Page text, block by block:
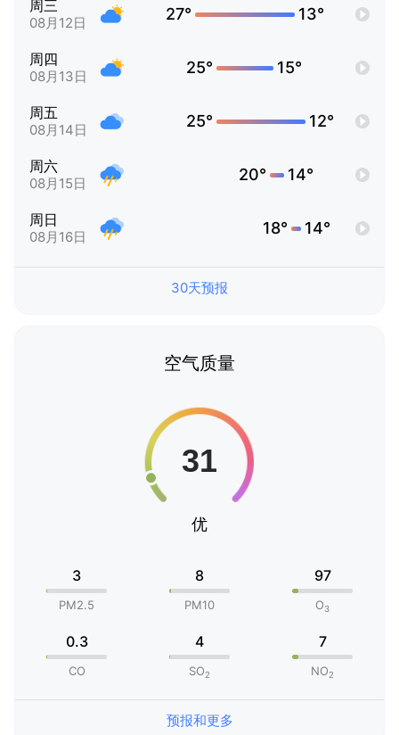
周三
08月12日 27° 13°
周四
08月13日 25° 15°
周五
08月14日 25° 12°
周六
08月15日 20° 14°
周日
08月16日 18° 14°
30天预报
空气质量
优
3
PM2.5
8
PM10
97
O3
0.3
CO
4
SO2
7
NO2
预报和更多